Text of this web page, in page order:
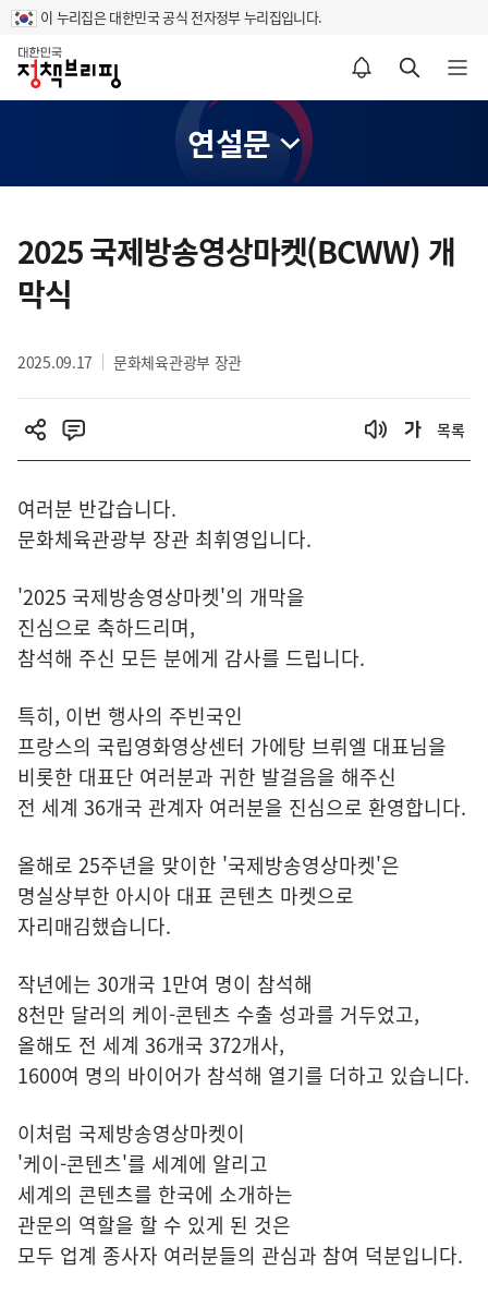
이 누리집은 대한민국 공식 전자정부 누리집입니다.
홈
알림설정 바로가기 검색 바로가기 메뉴 열기
연설문
텐
츠
영
2025 국제방송영상마켓(BCWW) 개
막식
2025.09.17 문화체육관광부 장관
목록
여러분 반갑습니다.
문화체육관광부 장관 최휘영입니다.
'2025 국제방송영상마켓'의 개막을
진심으로 축하드리며,
참석해 주신 모든 분에게 감사를 드립니다.
특히, 이번 행사의 주빈국인
프랑스의 국립영화영상센터 가에탕 브뤼엘 대표님을
비롯한 대표단 여러분과 귀한 발걸음을 해주신
전 세계 36개국 관계자 여러분을 진심으로 환영합니다.
올해로 25주년을 맞이한 '국제방송영상마켓'은
명실상부한 아시아 대표 콘텐츠 마켓으로
자리매김했습니다.
작년에는 30개국 1만여 명이 참석해
8천만 달러의 케이-콘텐츠 수출 성과를 거두었고,
올해도 전 세계 36개국 372개사,
1600여 명의 바이어가 참석해 열기를 더하고 있습니다.
이처럼 국제방송영상마켓이
'케이-콘텐츠'를 세계에 알리고
세계의 콘텐츠를 한국에 소개하는
관문의 역할을 할 수 있게 된 것은
모두 업계 종사자 여러분들의 관심과 참여 덕분입니다.